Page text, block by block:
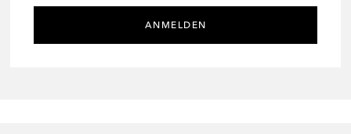
ANMELDEN